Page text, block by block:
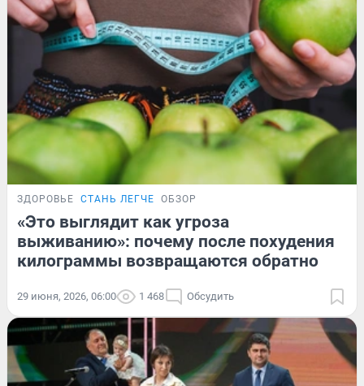
ЗДОРОВЬЕ СТАНЬ ЛЕГЧЕ ОБЗОР
«Это выглядит как угроза
выживанию»: почему после похудения
килограммы возвращаются обратно
29 июня, 2026, 06:00 1 468 Обсудить